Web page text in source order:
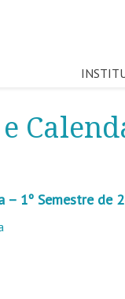
– 1º Semestre de